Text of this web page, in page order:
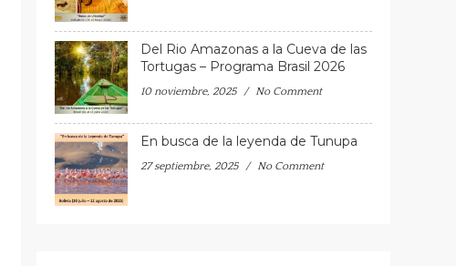
Del Rio Amazonas a la Cueva de las
Tortugas – Programa Brasil 2026
10 noviembre, 2025 No Comment
En busca de la leyenda de Tunupa
27 septiembre, 2025 No Comment